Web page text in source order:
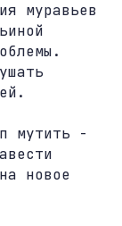
муравьев
мутить -
новое